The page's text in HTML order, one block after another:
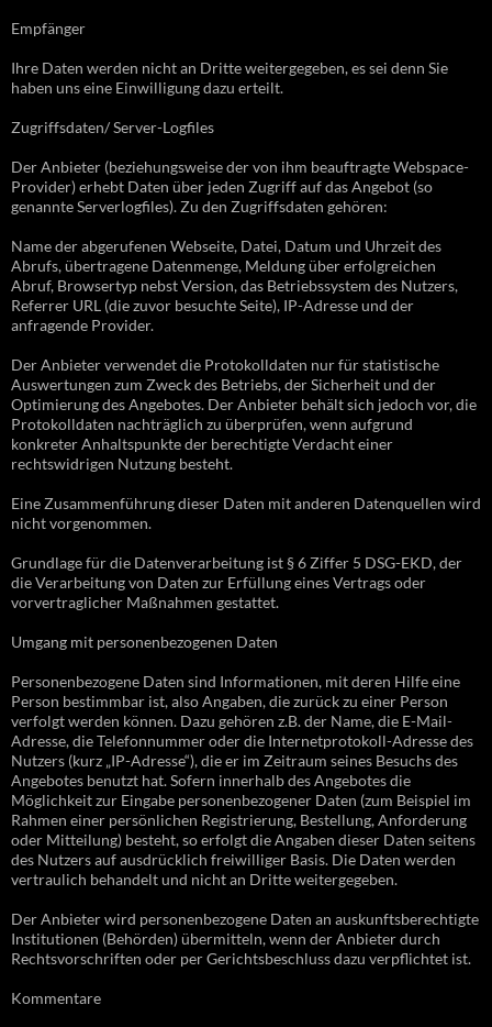
Empfänger
Ihre Daten werden nicht an Dritte weitergegeben, es sei denn Sie
haben uns eine Einwilligung dazu erteilt.
Zugriffsdaten/ Server-Logfiles
Der Anbieter (beziehungsweise der von ihm beauftragte Webspace-
Provider) erhebt Daten über jeden Zugriff auf das Angebot (so
genannte Serverlogfiles). Zu den Zugriffsdaten gehören:
Name der abgerufenen Webseite, Datei, Datum und Uhrzeit des
Abrufs, übertragene Datenmenge, Meldung über erfolgreichen
Abruf, Browsertyp nebst Version, das Betriebssystem des Nutzers,
Referrer URL (die zuvor besuchte Seite), IP-Adresse und der
anfragende Provider.
Der Anbieter verwendet die Protokolldaten nur für statistische
Auswertungen zum Zweck des Betriebs, der Sicherheit und der
Optimierung des Angebotes. Der Anbieter behält sich jedoch vor, die
Protokolldaten nachträglich zu überprüfen, wenn aufgrund
konkreter Anhaltspunkte der berechtigte Verdacht einer
rechtswidrigen Nutzung besteht.
Eine Zusammenführung dieser Daten mit anderen Datenquellen wird
nicht vorgenommen.
Grundlage für die Datenverarbeitung ist § 6 Ziffer 5 DSG-EKD, der
die Verarbeitung von Daten zur Erfüllung eines Vertrags oder
vorvertraglicher Maßnahmen gestattet.
Umgang mit personenbezogenen Daten
Personenbezogene Daten sind Informationen, mit deren Hilfe eine
Person bestimmbar ist, also Angaben, die zurück zu einer Person
verfolgt werden können. Dazu gehören z.B. der Name, die E-Mail-
Adresse, die Telefonnummer oder die Internetprotokoll-Adresse des
Nutzers (kurz „IP-Adresse“), die er im Zeitraum seines Besuchs des
Angebotes benutzt hat. Sofern innerhalb des Angebotes die
Möglichkeit zur Eingabe personenbezogener Daten (zum Beispiel im
Rahmen einer persönlichen Registrierung, Bestellung, Anforderung
oder Mitteilung) besteht, so erfolgt die Angaben dieser Daten seitens
des Nutzers auf ausdrücklich freiwilliger Basis. Die Daten werden
vertraulich behandelt und nicht an Dritte weitergegeben.
Der Anbieter wird personenbezogene Daten an auskunftsberechtigte
Institutionen (Behörden) übermitteln, wenn der Anbieter durch
Rechtsvorschriften oder per Gerichtsbeschluss dazu verpflichtet ist.
Kommentare